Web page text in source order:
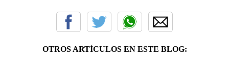
OTROS ARTÍCULOS EN ESTE BLOG: